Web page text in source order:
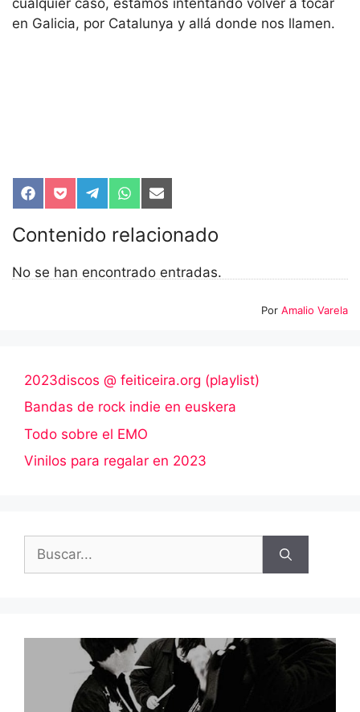
en Galicia, por Catalunya y allá donde nos llamen.
Compartir
en
Facebook
Compartir
en
Pocket
Compartir
en
Telegram
Compartir
en
WhatsApp
Compartir
en
Email
Contenido relacionado
No se han encontrado entradas.
Por Amalio Varela
2023discos @ feiticeira.org (playlist)
Bandas de rock indie en euskera
Todo sobre el EMO
Vinilos para regalar en 2023
Buscar: